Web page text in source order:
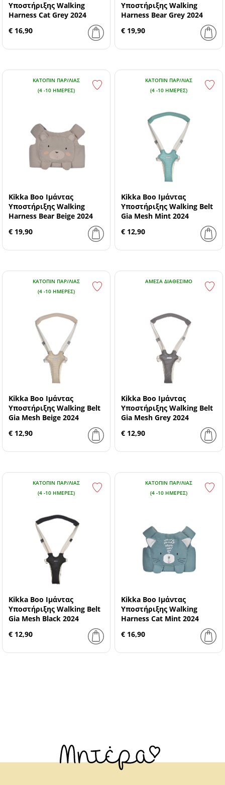
Υποστήριξης Walking
Harness Cat Grey 2024
€ 16,90
Υποστήριξης Walking
Harness Bear Grey 2024
€ 19,90
ΚΑΤΌΠΙΝ ΠΑΡ/ΛΊΑΣ
(4 -10 ΗΜΈΡΕΣ)
Kikka Boo Ιμάντας
Υποστήριξης Walking
Harness Bear Beige 2024
€ 19,90
ΚΑΤΌΠΙΝ ΠΑΡ/ΛΊΑΣ
(4 -10 ΗΜΈΡΕΣ)
Kikka Boo Ιμάντας
Υποστήριξης Walking Belt
Gia Mesh Mint 2024
€ 12,90
ΚΑΤΌΠΙΝ ΠΑΡ/ΛΊΑΣ
(4 -10 ΗΜΈΡΕΣ)
Kikka Boo Ιμάντας
Υποστήριξης Walking Belt
Gia Mesh Beige 2024
€ 12,90
ΆΜΕΣΑ ΔΙΑΘΈΣΙΜΟ
Kikka Boo Ιμάντας
Υποστήριξης Walking Belt
Gia Mesh Grey 2024
€ 12,90
ΚΑΤΌΠΙΝ ΠΑΡ/ΛΊΑΣ
(4 -10 ΗΜΈΡΕΣ)
Kikka Boo Ιμάντας
Υποστήριξης Walking Belt
Gia Mesh Black 2024
€ 12,90
ΚΑΤΌΠΙΝ ΠΑΡ/ΛΊΑΣ
(4 -10 ΗΜΈΡΕΣ)
Kikka Boo Ιμάντας
Υποστήριξης Walking
Harness Cat Mint 2024
€ 16,90